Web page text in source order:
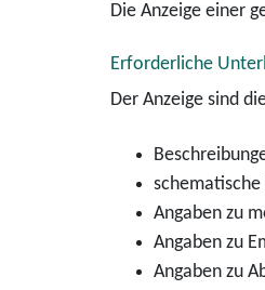
Die Anzeige einer
Erforderliche
Der Anzeige sind
Angaben zu
Angaben zu
Angaben zu